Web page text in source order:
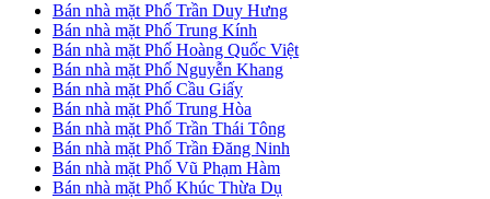
Bán nhà mặt Phố Trần Duy Hưng
Bán nhà mặt Phố Trung Kính
Bán nhà mặt Phố Hoàng Quốc Việt
Bán nhà mặt Phố Nguyễn Khang
Bán nhà mặt Phố Cầu Giấy
Bán nhà mặt Phố Trung Hòa
Bán nhà mặt Phố Trần Thái Tông
Bán nhà mặt Phố Trần Đăng Ninh
Bán nhà mặt Phố Vũ Phạm Hàm
Bán nhà mặt Phố Khúc Thừa Dụ